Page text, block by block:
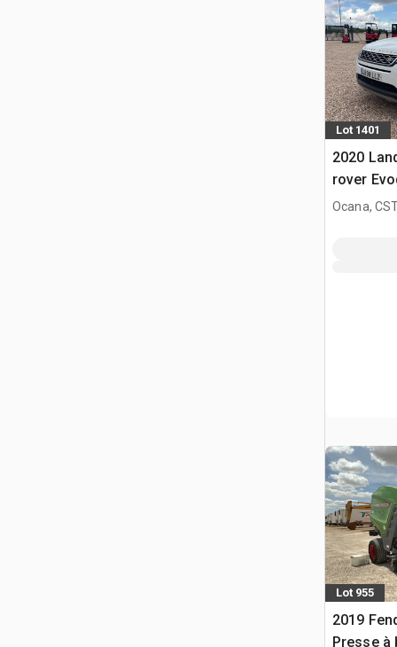
Lot 1401
2020
rover
utilitaire
Ocana,
Lot 955
2019
Presse à